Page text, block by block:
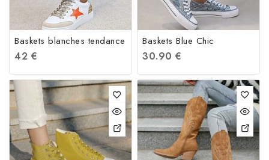
Baskets blanches tendance
42 €
Baskets Blue Chic
30.90 €